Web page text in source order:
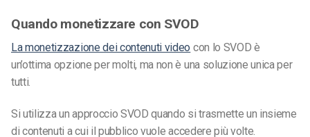
Quando monetizzare con SVOD
La monetizzazione dei contenuti video con lo SVOD è
un’ottima opzione per molti, ma non è una soluzione unica per
tutti.
Si utilizza un approccio SVOD quando si trasmette un insieme
di contenuti a cui il pubblico vuole accedere più volte.